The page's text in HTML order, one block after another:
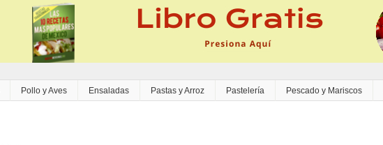
Pollo y Aves Ensaladas Pastas y Arroz Pastelería Pescado y Mariscos